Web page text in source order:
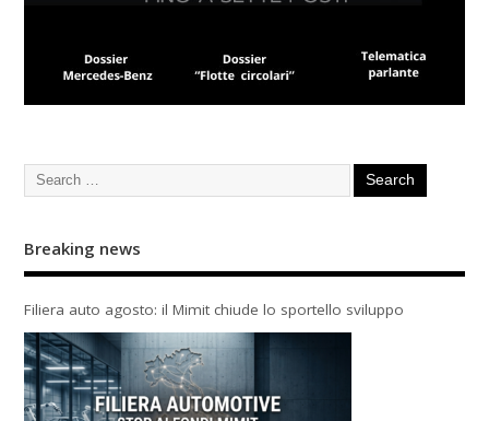
Breaking news
Filiera auto agosto: il Mimit chiude lo sportello sviluppo